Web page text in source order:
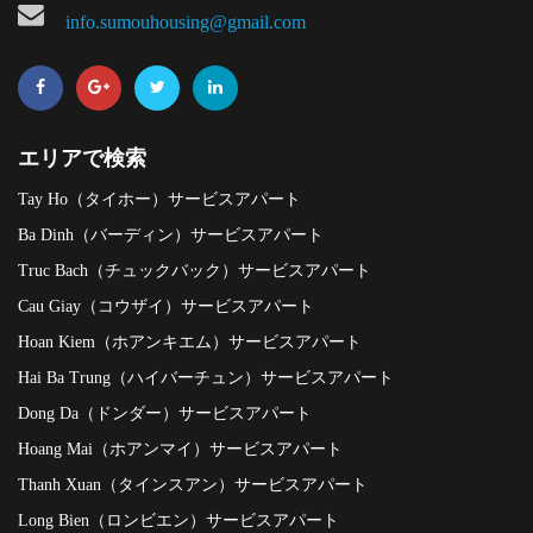
info.sumouhousing@gmail.com
エリアで検索
Tay Ho（タイホー）サービスアパート
Ba Dinh（バーディン）サービスアパート
Truc Bach（チュックバック）サービスアパート
Cau Giay（コウザイ）サービスアパート
Hoan Kiem（ホアンキエム）サービスアパート
Hai Ba Trung（ハイバーチュン）サービスアパート
Dong Da（ドンダー）サービスアパート
Hoang Mai（ホアンマイ）サービスアパート
Thanh Xuan（タインスアン）サービスアパート
Long Bien（ロンビエン）サービスアパート